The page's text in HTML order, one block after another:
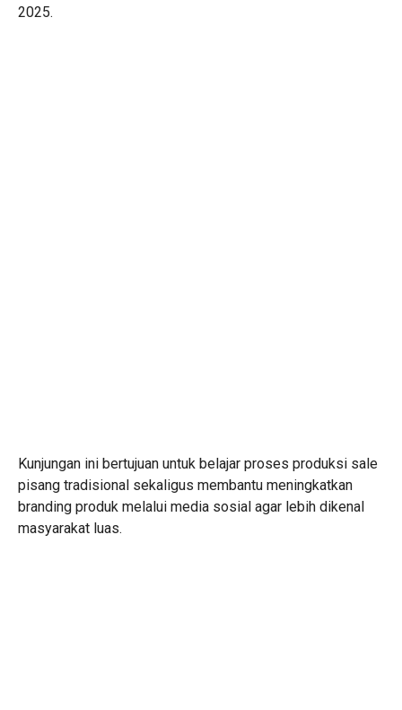
2025.
Kunjungan ini bertujuan untuk belajar proses produksi sale
pisang tradisional sekaligus membantu meningkatkan
branding produk melalui media sosial agar lebih dikenal
masyarakat luas.